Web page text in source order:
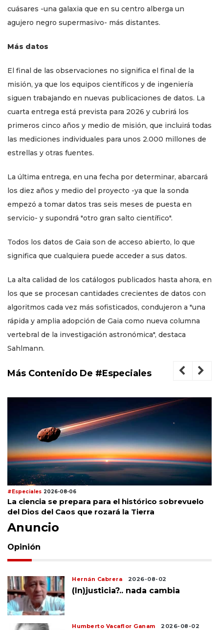
cuásares -una galaxia que en su centro alberga un
agujero negro supermasivo- más distantes.
Más datos
El final de las observaciones no significa el final de la
misión, ya que los equipos científicos y de ingeniería
siguen trabajando en nuevas publicaciones de datos. La
cuarta entrega está prevista para 2026 y cubrirá los
primeros cinco años y medio de misión, que incluirá todas
las mediciones individuales para unos 2.000 millones de
estrellas y otras fuentes.
La última entrega, en una fecha por determinar, abarcará
los diez años y medio del proyecto -ya que la sonda
empezó a tomar datos tras seis meses de puesta en
servicio- y supondrá "otro gran salto científico".
Todos los datos de Gaia son de acceso abierto, lo que
significa que cualquiera puede acceder a sus datos.
La alta calidad de los catálogos publicados hasta ahora, en
los que se procesan cantidades crecientes de datos con
algoritmos cada vez más sofisticados, condujeron a "una
rápida y amplia adopción de Gaia como nueva columna
vertebral de la investigación astronómica", destaca
Sahlmann.
Más Contenido De #Especiales
#Especiales 2026-08-06
La ciencia se prepara para el histórico sobrevuelo
del Dios del Caos que rozará la Tierra
Anuncio
Opinión
Hernán Cabrera 2026-08-02
(In)justicia?.. nada cambia
Humberto Vacaflor Ganam 2026-08-02